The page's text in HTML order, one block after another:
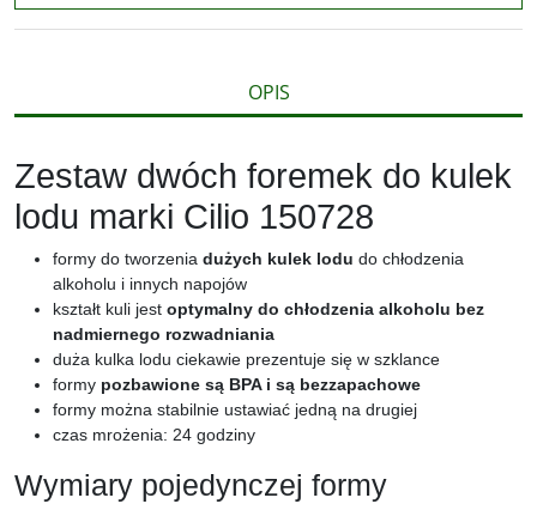
k
k
s
i
OPIS
Zestaw dwóch foremek do kulek
lodu marki Cilio 150728
formy do tworzenia dużych kulek lodu do chłodzenia
alkoholu i innych napojów
kształt kuli jest optymalny do chłodzenia alkoholu bez
nadmiernego rozwadniania
duża kulka lodu ciekawie prezentuje się w szklance
formy pozbawione są BPA i są bezzapachowe
formy można stabilnie ustawiać jedną na drugiej
czas mrożenia: 24 godziny
Wymiary pojedynczej formy